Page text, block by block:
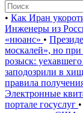
• Как Иран
Инженеры из
«нюанс» •
москалей», но
розыск:
заподозрили в
правила
Электронные
портале госуслуг •